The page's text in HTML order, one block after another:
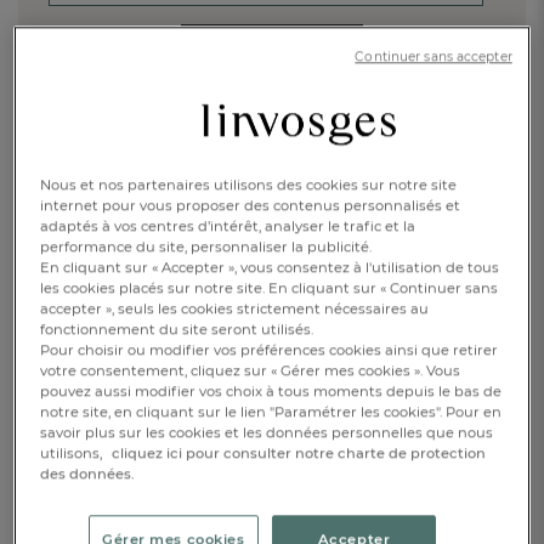
FR DE
AT
BE
CH
Friendly Captcha ⇗
ACCÉDER À LA PAGE D'ACCUEIL
Retrouvez nos collections
de linge de maison
LINGE DE LIT LINGE DE BAIN
LINGE DE TABLE VÊTEMENTS
ENFANTS DÉCORATION
Nous et nos partenaires utilisons des cookies sur notre site
internet pour vous proposer des contenus personnalisés et
adaptés à vos centres d’intérêt, analyser le trafic et la
performance du site, personnaliser la publicité.
En cliquant sur « Accepter », vous consentez à l'utilisation de tous
les cookies placés sur notre site. En cliquant sur « Continuer sans
accepter », seuls les cookies strictement nécessaires au
fonctionnement du site seront utilisés.
Pour choisir ou modifier vos préférences cookies ainsi que retirer
votre consentement, cliquez sur « Gérer mes cookies ». Vous
pouvez aussi modifier vos choix à tous moments depuis le bas de
notre site, en cliquant sur le lien "Paramétrer les cookies". Pour en
savoir plus sur les cookies et les données personnelles que nous
utilisons, cliquez ici pour consulter notre charte de protection
des données.
Gérer mes cookies Accepter
Continuer sans accepter